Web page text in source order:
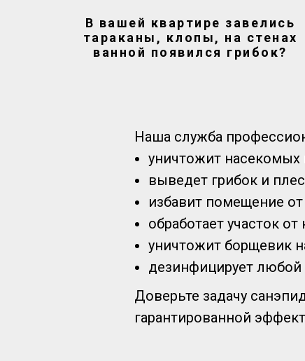
В вашей квартире завелись
тараканы, клопы, на стенах
ванной появился грибок?
Наша служба
уничтожит насекомых
выведет грибок и
избавит помещение от
обработает участок
уничтожит борщевик
дезинфицирует любой
Доверьте задачу
гарантированной